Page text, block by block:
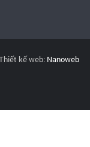
kế web: Nanoweb